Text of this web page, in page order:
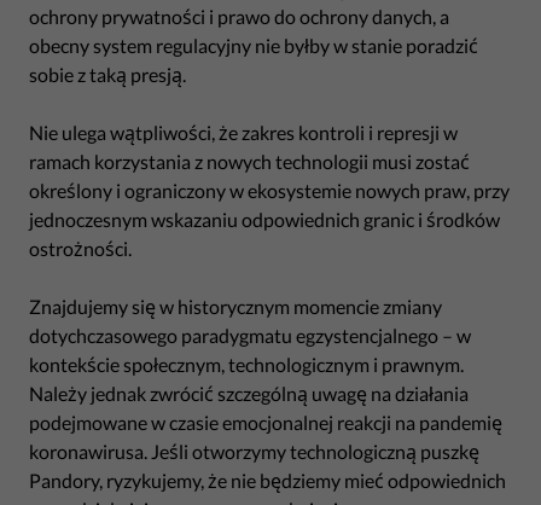
ochrony prywatności i prawo do ochrony danych, a
obecny system regulacyjny nie byłby w stanie poradzić
sobie z taką presją.
Nie ulega wątpliwości, że zakres kontroli i represji w
ramach korzystania z nowych technologii musi zostać
określony i ograniczony w ekosystemie nowych praw, przy
jednoczesnym wskazaniu odpowiednich granic i środków
ostrożności.
Znajdujemy się w historycznym momencie zmiany
dotychczasowego paradygmatu egzystencjalnego – w
kontekście społecznym, technologicznym i prawnym.
Należy jednak zwrócić szczególną uwagę na działania
podejmowane w czasie emocjonalnej reakcji na pandemię
koronawirusa. Jeśli otworzymy technologiczną puszkę
Pandory, ryzykujemy, że nie będziemy mieć odpowiednich